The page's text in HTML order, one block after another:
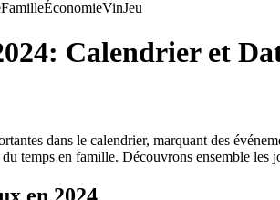
FamilleÉconomieVinJeu
Calendrier et
dans le calendrier, marquant des
du temps en famille. Découvrons ensemble les
en 2024